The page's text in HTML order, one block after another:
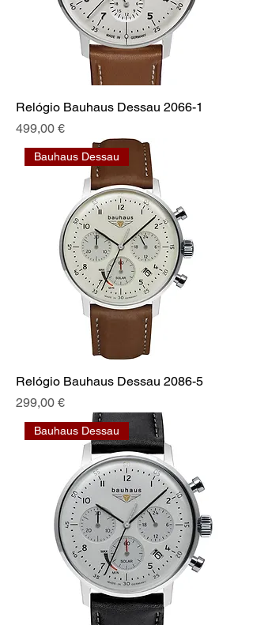
Relógio Bauhaus Dessau 2066-1
Preis
499,00 €
Bauhaus Dessau
Relógio Bauhaus Dessau 2086-5
Preis
299,00 €
Bauhaus Dessau